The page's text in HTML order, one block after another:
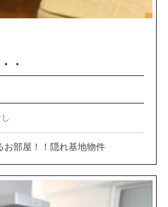
・
お部屋！！隠れ基地物件